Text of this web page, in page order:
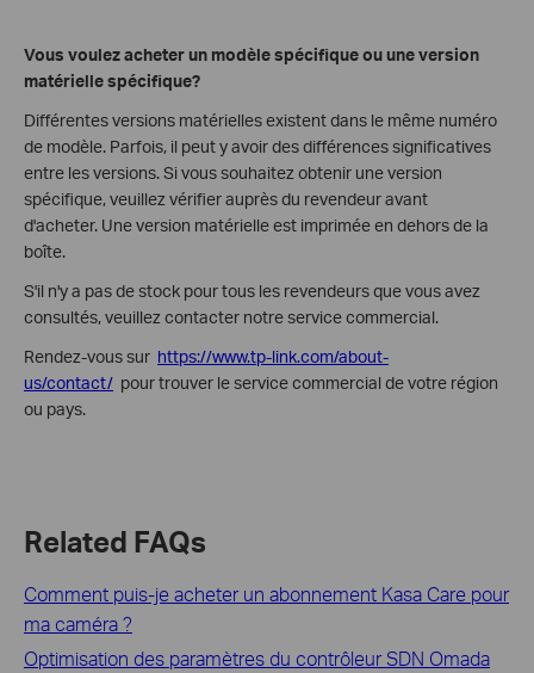
Vous voulez acheter un modèle spécifique ou une version
matérielle spécifique?
Différentes versions matérielles existent dans le même numéro
de modèle. Parfois, il peut y avoir des différences significatives
entre les versions. Si vous souhaitez obtenir une version
spécifique, veuillez vérifier auprès du revendeur avant
d'acheter. Une version matérielle est imprimée en dehors de la
boîte.
S'il n'y a pas de stock pour tous les revendeurs que vous avez
consultés, veuillez contacter notre service commercial.
Rendez-vous sur https://www.tp-link.com/about-
us/contact/ pour trouver le service commercial de votre région
ou pays.
Related FAQs
Comment puis-je acheter un abonnement Kasa Care pour
ma caméra ?
Optimisation des paramètres du contrôleur SDN Omada